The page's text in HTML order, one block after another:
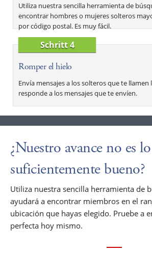
Utiliza nuestra sencilla herramienta de
encontrar hombres o mujeres solteros
por código postal. Es muy fácil.
Schritt 4
Romper el hielo
Envía mensajes a los solteros que te llamen
responde a los mensajes que te envíen.
¿Nuestro avance no es lo
suficientemente bueno?
Utiliza nuestra sencilla herramienta de
ayudará a encontrar miembros en el
ubicación que hayas elegido. Pruebe a
perfecta hoy mismo.